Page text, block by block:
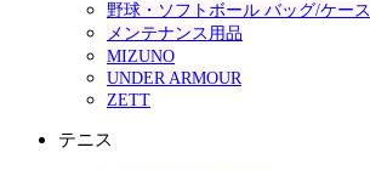
野球・ソフトボール バッグ/ケース
メンテナンス用品
MIZUNO
UNDER ARMOUR
ZETT
テニス